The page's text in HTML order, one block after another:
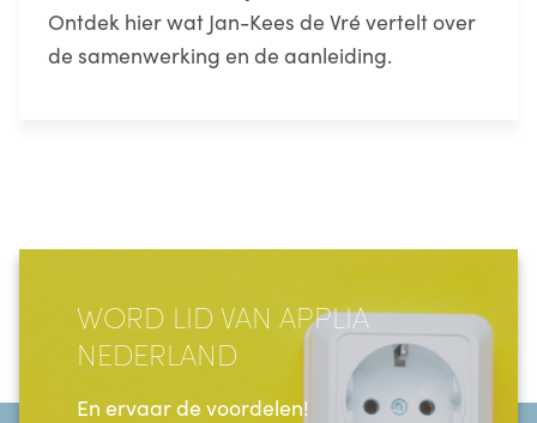
Ontdek hier wat Jan-Kees de Vré vertelt over
de samenwerking en de aanleiding.
WORD LID VAN APPLIA
NEDERLAND
En ervaar de voordelen!